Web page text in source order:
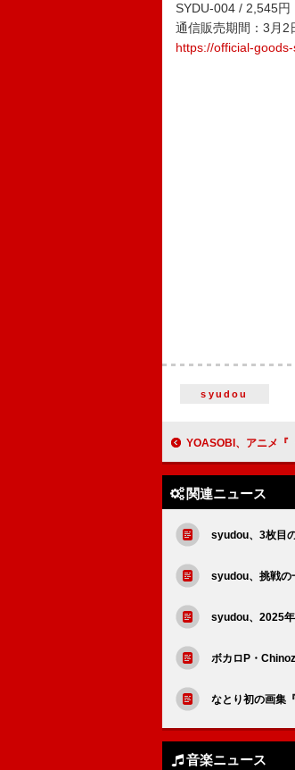
SYDU-004 / 2,545円
通信販売期間：3月2
https://official-
syudou
YOASOBI、アニメ『〈物語〉シ
関連ニュース
syudou、3枚目
syudou、挑戦の
syudou、2025
ボカロP・
なとり初の画集
音楽ニュース